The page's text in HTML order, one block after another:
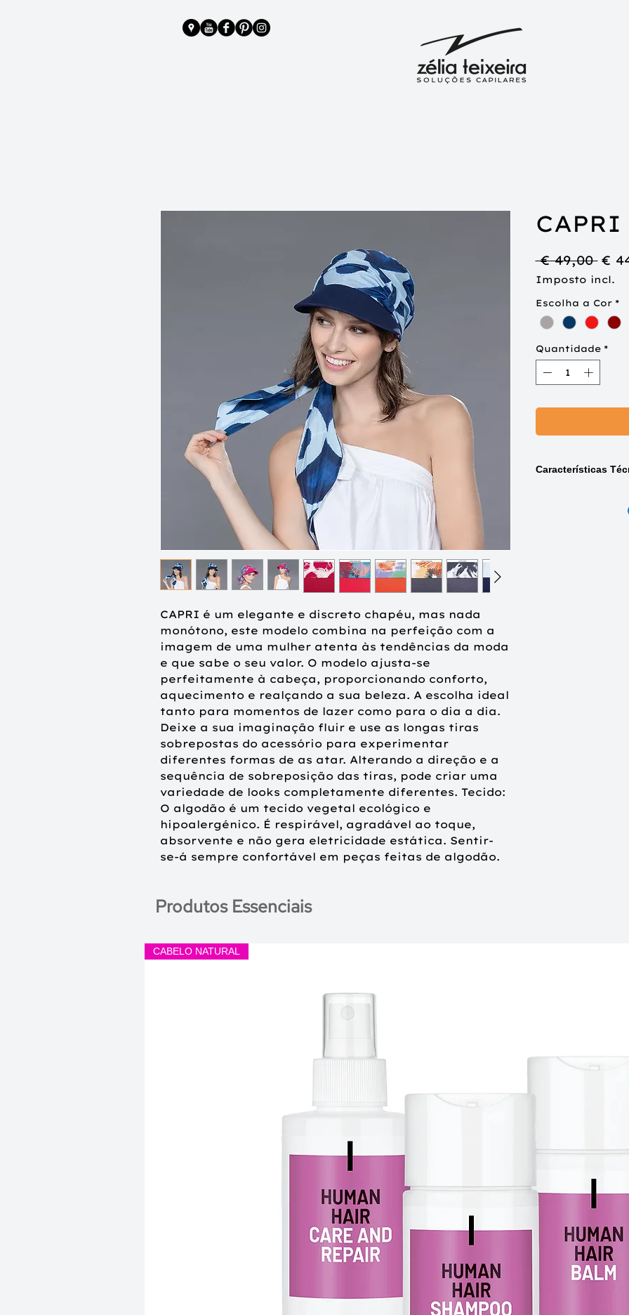
CAPRI é um elegante e discreto chapéu, mas nada
monótono, este modelo combina na perfeição com a
imagem de uma mulher atenta às tendências da moda
e que sabe o seu valor. O modelo ajusta-se
perfeitamente à cabeça, proporcionando conforto,
aquecimento e realçando a sua beleza. A escolha ideal
tanto para momentos de lazer como para o dia a dia.
Deixe a sua imaginação fluir e use as longas tiras
sobrepostas do acessório para experimentar
diferentes formas de as atar. Alterando a direção e a
sequência de sobreposição das tiras, pode criar uma
variedade de looks completamente diferentes. Tecido:
O algodão é um tecido vegetal ecológico e
hipoalergénico. É respirável, agradável ao toque,
absorvente e não gera eletricidade estática. Sentir-
se-á sempre confortável em peças feitas de algodão.
CAPRI
€ 49,00 €
Imposto incl.
Escolha a Cor *
Quantidade *
Características
98 % Algodão, 2%
Produtos Essenciais
CABELO NATURAL